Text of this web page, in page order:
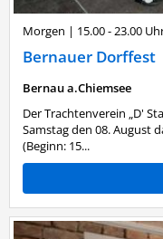
Morgen | 15.00 - 23.00
Bernauer Dorffest
Bernau a.Chiemsee
Der Trachtenverein „D'
Samstag den 08. August
(Beginn: 15...